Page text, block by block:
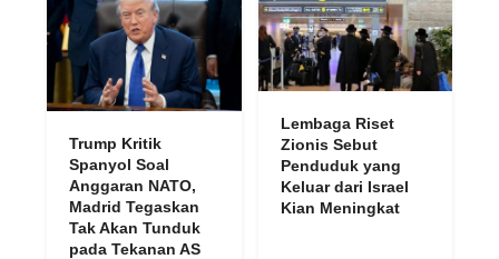
Trump Kritik
Spanyol Soal
Anggaran NATO,
Madrid Tegaskan
Tak Akan Tunduk
pada Tekanan AS
Lembaga Riset
Zionis Sebut
Penduduk yang
Keluar dari Israel
Kian Meningkat